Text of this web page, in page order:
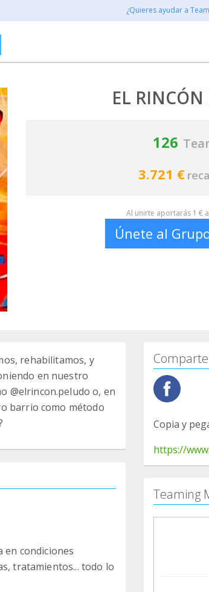
¿Quieres ayudar a
EL RINCÓN
126
3.721 €
Al unirte aportarás 1 €
Únete al
rehabilitamos, y
en nuestro
@elrincon.peludo o, en
barrio como método
en condiciones
tratamientos... todo lo
Copia y
https://
Teaming